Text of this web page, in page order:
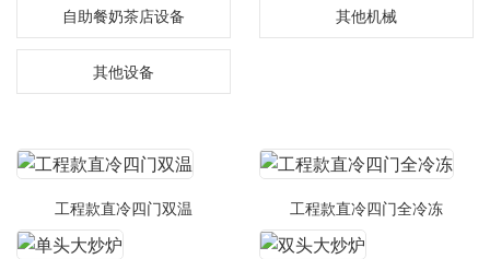
自助餐奶茶店设备 其他机械
其他设备
工程款直冷四门双温 工程款直冷四门全冷冻